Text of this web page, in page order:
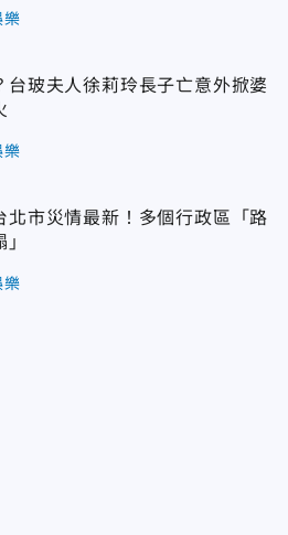
樂
台玻夫人徐莉玲長子亡意外掀婆
樂
北市災情最新！多個行政區「路
樂